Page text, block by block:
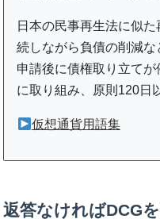
日本の民事再生法に似
続しながら負債の削減な
申請後に債権取り立て
に取り組み、原則120日
仮想通貨用語集
返答なければDCG